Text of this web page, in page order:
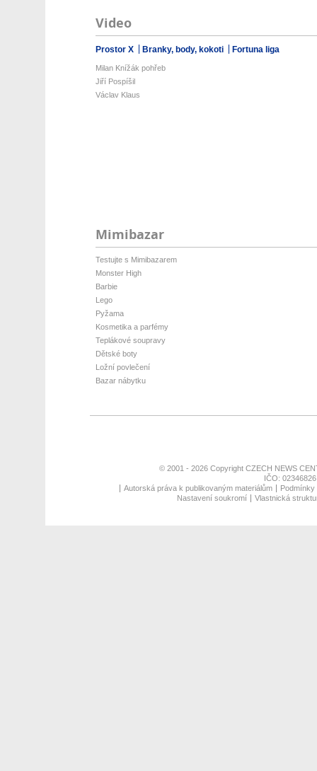
Video
Prostor X Branky, body, kokoti Fortuna liga
Milan Knížák pohřeb
Jiří Pospíšil
Václav Klaus
Mimibazar
Testujte s Mimibazarem
Monster High
Barbie
Lego
Pyžama
Kosmetika a parfémy
Teplákové soupravy
Dětské boty
Ložní povlečení
Bazar nábytku
© 2001 - 2026 Copyright CZECH NEWS
IČO:
Autorská práva k publikovaným materiálům
Nastavení soukromí
Vlastnická